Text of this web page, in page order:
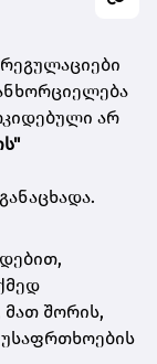
არ
განაცხადა.
შორის,